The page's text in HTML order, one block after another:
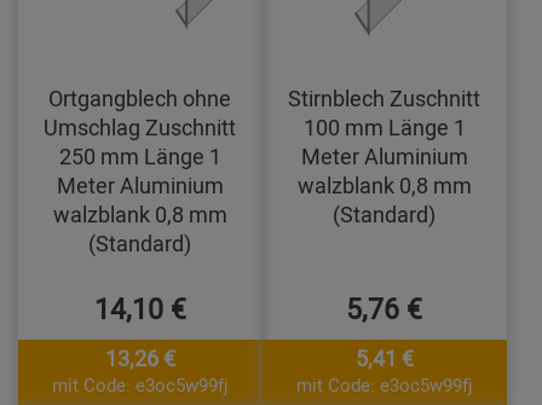
Ortgangblech ohne
Umschlag Zuschnitt
250 mm Länge 1
Meter Aluminium
walzblank 0,8 mm
(Standard)
14,10 €
13,26 €
mit Code: e3oc5w99fj
Stirnblech Zuschnitt
100 mm Länge 1
Meter Aluminium
walzblank 0,8 mm
(Standard)
5,76 €
5,41 €
mit Code: e3oc5w99fj